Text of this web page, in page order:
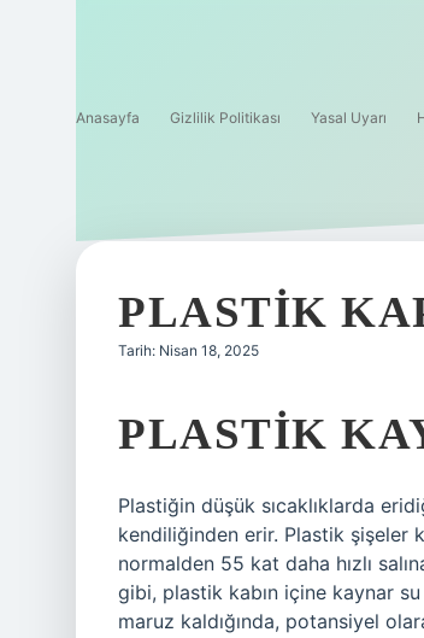
Anasayfa Gizlilik Politikası Yasal Uyarı
PLASTIK
Tarih: Nisan 18, 2025
PLASTIK
Plastiğin düşük sıcaklıklarda
kendiliğinden erir. Plastik şişeler
normalden 55 kat daha hızlı
gibi, plastik kabın içine kaynar
maruz kaldığında, potansiyel